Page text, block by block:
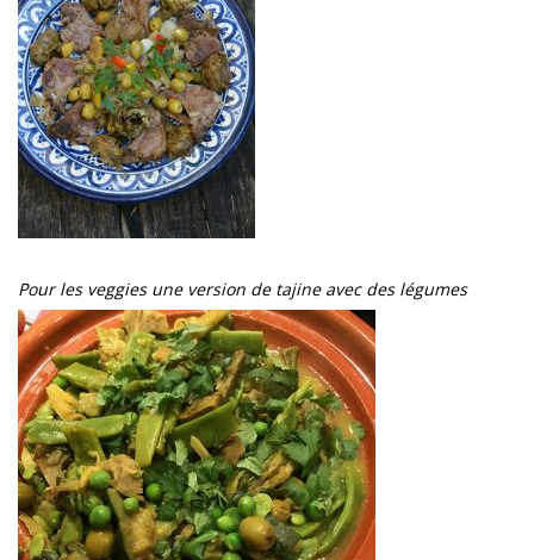
Pour les veggies une version de tajine avec des légumes